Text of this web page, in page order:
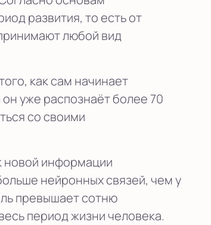
развития, то есть от
любой вид
как сам начинает
уже распознаёт более 70
со своими
новой информации
нейронных связей, чем у
превышает сотню
период жизни человека.